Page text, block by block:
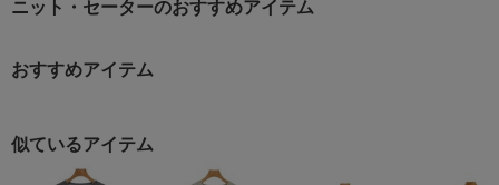
ニット・セーターのおすすめアイテム
おすすめアイテム